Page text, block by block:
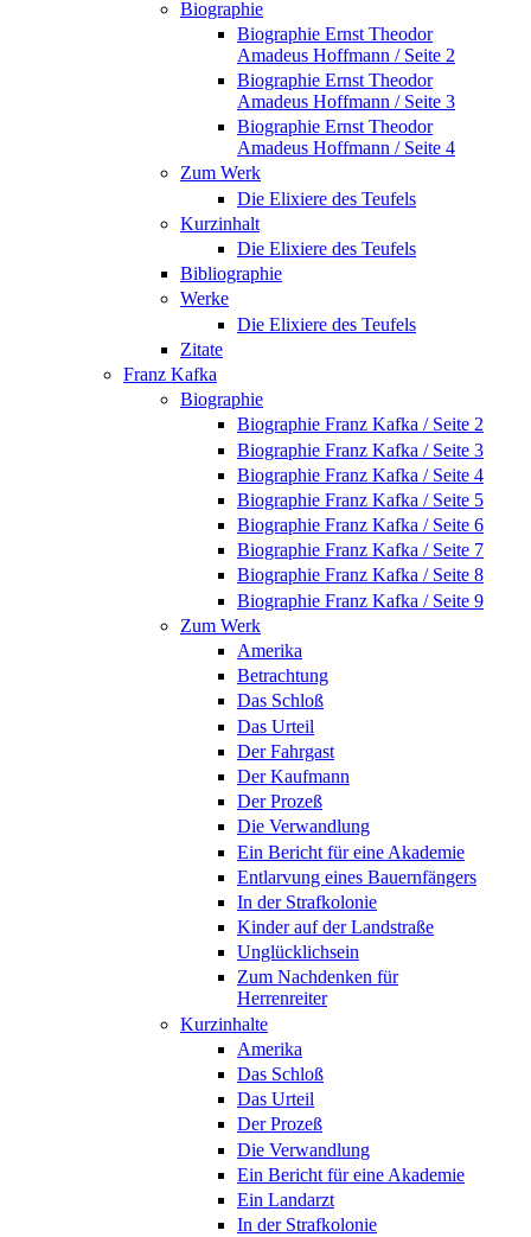
Biographie
Biographie Ernst Theodor
Amadeus Hoffmann / Seite 2
Biographie Ernst Theodor
Amadeus Hoffmann / Seite 3
Biographie Ernst Theodor
Amadeus Hoffmann / Seite 4
Zum Werk
Die Elixiere des Teufels
Kurzinhalt
Die Elixiere des Teufels
Bibliographie
Werke
Die Elixiere des Teufels
Zitate
Franz Kafka
Biographie
Biographie Franz Kafka / Seite 2
Biographie Franz Kafka / Seite 3
Biographie Franz Kafka / Seite 4
Biographie Franz Kafka / Seite 5
Biographie Franz Kafka / Seite 6
Biographie Franz Kafka / Seite 7
Biographie Franz Kafka / Seite 8
Biographie Franz Kafka / Seite 9
Zum Werk
Amerika
Betrachtung
Das Schloß
Das Urteil
Der Fahrgast
Der Kaufmann
Der Prozeß
Die Verwandlung
Ein Bericht für eine Akademie
Entlarvung eines Bauernfängers
In der Strafkolonie
Kinder auf der Landstraße
Unglücklichsein
Zum Nachdenken für
Herrenreiter
Kurzinhalte
Amerika
Das Schloß
Das Urteil
Der Prozeß
Die Verwandlung
Ein Bericht für eine Akademie
Ein Landarzt
In der Strafkolonie